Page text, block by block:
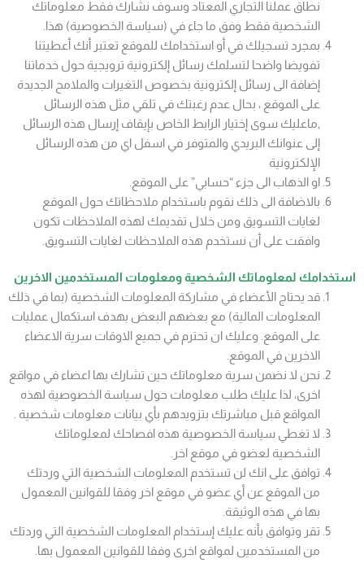
نطاق عملنا التجاري المعتاد وسوف نشارك فقط معلوماتك
الشخصية فقط وفق ما جاء في (سياسة الخصوصية) هذا.
بمجرد تسجيلك في أو استخدامك للموقع تعتبر أنك أعطيتنا
تفويضا واضحا لتسلمك رسائل إلكترونية ترويجية حول خدماتنا
إضافة الى رسائل إلكترونية بخصوص التغيرات والملامح الجديدة
على الموقع ، بحال عدم رغبتك في تلقي مثل هذه الرسائل
,ماعليك سوى إختيار الرابط الخاص بإيقاف إرسال هذه الرسائل
إلى عنوانك البريدي والمتوفر في اسفل اي من هذه الرسائل
الإلكترونية
او الذهاب الى جزء “حسابي” على الموقع.
بالاضافة الى ذلك نقوم باستخدام ملاحظاتك حول الموقع
لغايات التسويق ومن خلال تقديمك لهذه الملاحظات تكون
وافقت على أن نستخدم هذه الملاحظات لغايات التسويق.
استخدامك لمعلوماتك الشخصية ومعلومات المستخدمين الاخرين
قد يحتاج الأعضاء في مشاركة المعلومات الشخصية (بما في ذلك
المعلومات المالية) مع بعضهم البعض بهدف استكمال عمليات
على الموقع. وعليك ان تحترم في جميع الاوقات سرية الاعضاء
الاخرين في الموقع.
نحن لا نضمن سرية معلوماتك حين تشارك بها اعضاء في مواقع
اخرى، لذا عليك طلب معلومات حول سياسة الخصوصية لهذه
المواقع قبل مباشرتك بتزويدهم بأي بيانات معلومات شخصية .
لا تغطي سياسة الخصوصية هذه افصاحك لمعلوماتك
الشخصية لعضو في موقع اخر.
توافق على انك لن تستخدم المعلومات الشخصية التي وردتك
من الموقع عن أي عضو في موقع اخر وفقا للقوانين المعمول
بها في هذه الوثيقة.
تقر وتوافق بأنه عليك إستخدام المعلومات الشخصية التي وردتك
من المستخدمين لمواقع اخرى وفقا للقوانين المعمول بها.